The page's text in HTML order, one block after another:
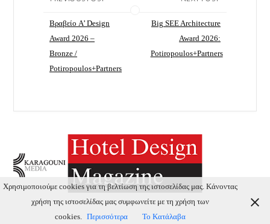
Βραβείο A’ Design
Award 2026 –
Bronze /
Potiropoulos+Partners
Big SEE Architecture
Award 2026:
Potiropoulos+Partners
Χρησιμοποιούμε cookies για τη βελτίωση της ιστοσελίδας μας. Κάνοντας
χρήση της ιστοσελίδας μας συμφωνείτε με τη χρήση των
cookies.
Περισσότερα Το Κατάλαβα